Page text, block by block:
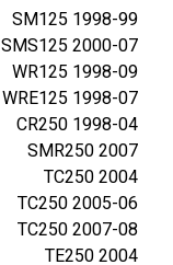
–
ה
ו
ס
א
ב
ר
ג
,
ה
SM125 1998-99
SMS125 2000-07
WR125 1998-09
WRE125 1998-07
CR250 1998-04
SMR250 2007
TC250 2004
TC250 2005-06
TC250 2007-08
TE250 2004